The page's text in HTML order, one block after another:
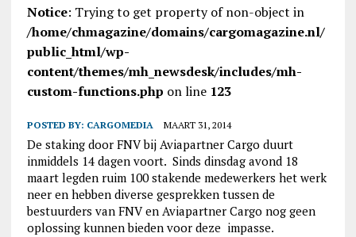
Notice: Trying to get property of non-object in
/home/chmagazine/domains/cargomagazine.nl/
public_html/wp-
content/themes/mh_newsdesk/includes/mh-
custom-functions.php on line 123
POSTED BY: CARGOMEDIA MAART 31, 2014
De staking door FNV bij Aviapartner Cargo duurt
inmiddels 14 dagen voort. Sinds dinsdag avond 18
maart legden ruim 100 stakende medewerkers het werk
neer en hebben diverse gesprekken tussen de
bestuurders van FNV en Aviapartner Cargo nog geen
oplossing kunnen bieden voor deze impasse.